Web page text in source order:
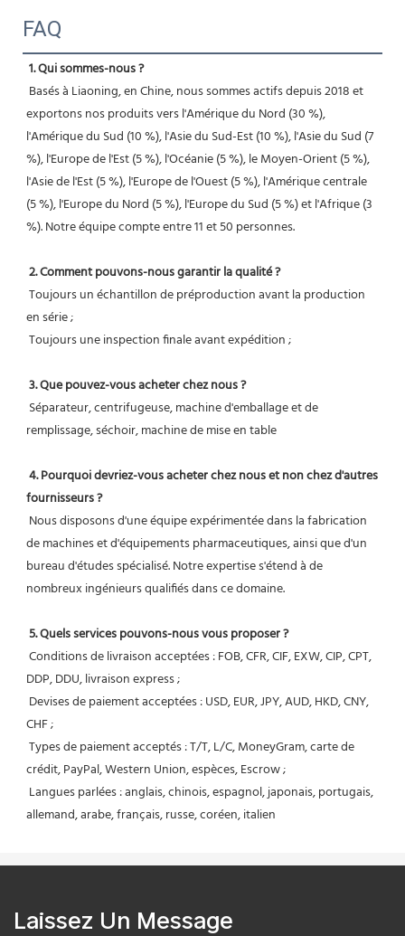
FAQ
1. Qui sommes-nous ?
exportons nos produits vers l'Amérique du Nord (30 %),
l'Amérique du Sud (10 %), l'Asie du Sud-Est (10 %), l'Asie du Sud (7
%), l'Europe de l'Est (5 %), l'Océanie (5 %), le Moyen-Orient (5 %),
l'Asie de l'Est (5 %), l'Europe de l'Ouest (5 %), l'Amérique centrale
(5 %), l'Europe du Nord (5 %), l'Europe du Sud (5 %) et l'Afrique (3
%). Notre équipe compte entre 11 et 50 personnes.
2. Comment pouvons-nous garantir la qualité ?
en série ;
Toujours une inspection finale avant expédition ;
3. Que pouvez-vous acheter chez nous ?
remplissage, séchoir, machine de mise en table
4. Pourquoi devriez-vous acheter chez nous et non chez d'autres
fournisseurs ?
de machines et d'équipements pharmaceutiques, ainsi que d'un
bureau d'études spécialisé. Notre expertise s'étend à de
nombreux ingénieurs qualifiés dans ce domaine.
5. Quels services pouvons-nous vous proposer ?
DDP, DDU, livraison express ;
CHF ;
crédit, PayPal, Western Union, espèces, Escrow ;
allemand, arabe, français, russe, coréen, italien
Laissez Un Message